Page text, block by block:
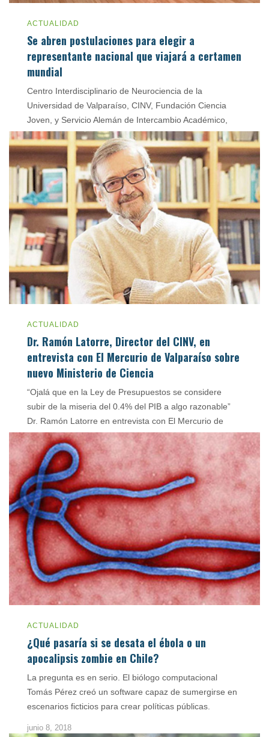
ACTUALIDAD
Se abren postulaciones para elegir a
representante nacional que viajará a certamen
mundial
Centro Interdisciplinario de Neurociencia de la
Universidad de Valparaíso, CINV, Fundación Ciencia
Joven, y Servicio Alemán de Intercambio Académico,
DAAD, llaman a mentes innovadoras a postular a este
encuentro.
junio 12, 2018
ACTUALIDAD
Dr. Ramón Latorre, Director del CINV, en
entrevista con El Mercurio de Valparaíso sobre
nuevo Ministerio de Ciencia
“Ojalá que en la Ley de Presupuestos se considere
subir de la miseria del 0.4% del PIB a algo razonable”
Dr. Ramón Latorre en entrevista con El Mercurio de
Valparaíso
junio 11, 2018
ACTUALIDAD
¿Qué pasaría si se desata el ébola o un
apocalipsis zombie en Chile?
La pregunta es en serio. El biólogo computacional
Tomás Pérez creó un software capaz de sumergirse en
escenarios ficticios para crear políticas públicas.
junio 8, 2018